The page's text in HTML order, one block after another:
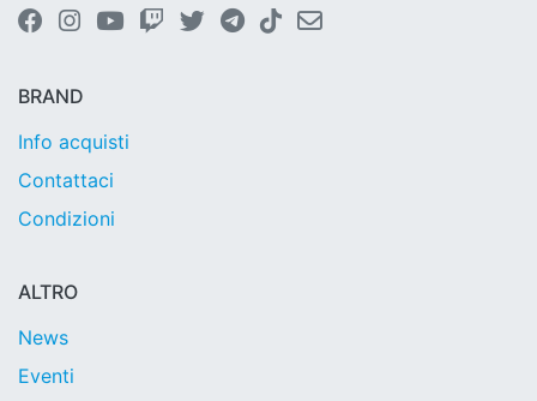
BRAND
Info acquisti
Contattaci
Condizioni
ALTRO
News
Eventi